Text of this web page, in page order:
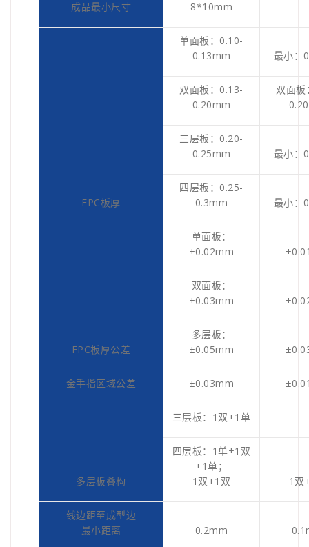
成品最小尺寸 8*10mm
FPC板厚
单面板：0.10-
0.13mm
最小：
双面板：0.13-
0.20mm
双面
三层板：0.20-
0.25mm
最小：
四层板：0.25-
0.3mm
最小：
FPC板厚公差
单面板：
±0.02mm
双面板：
±0.03mm
多层板：
±0.05mm
金手指区域公差 ±0.03mm
多层板叠构
三层板：1双+1单
四层板：1单+1双
+1单；
1双+1双
1双
线边距至成型边
最小距离
0.2mm